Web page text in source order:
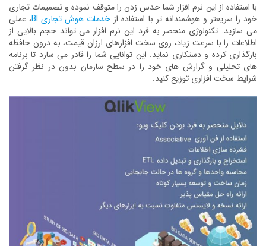
با استفاده از این نرم افزار شما حدس زدن را متوقف نموده و تصمیمات تجاری
خود را سریعتر و هوشمندانه تر با استفاده از خدمات هوش تجاری BI
، عملی
می سازید. تکنولوژی منحصر به فرد این نرم افزار می تواند حجم بالایی از
اطلاعات را با سرعت زیاد، روی سخت افزارهای ارزان قیمت، به درون حافظه
بارگذاری کرده و دستکاری نماید. این توانایی شما را قادر می سازد تا برنامه
های تحلیلی و گزارش های خود را در سطح سازمان بدون در نظر گرفتن
شرایط سخت افزاری توزیع کنید.